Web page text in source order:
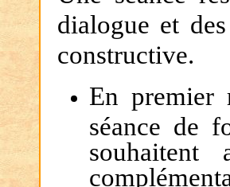
dialogue et
constructive.
En premier
séance de